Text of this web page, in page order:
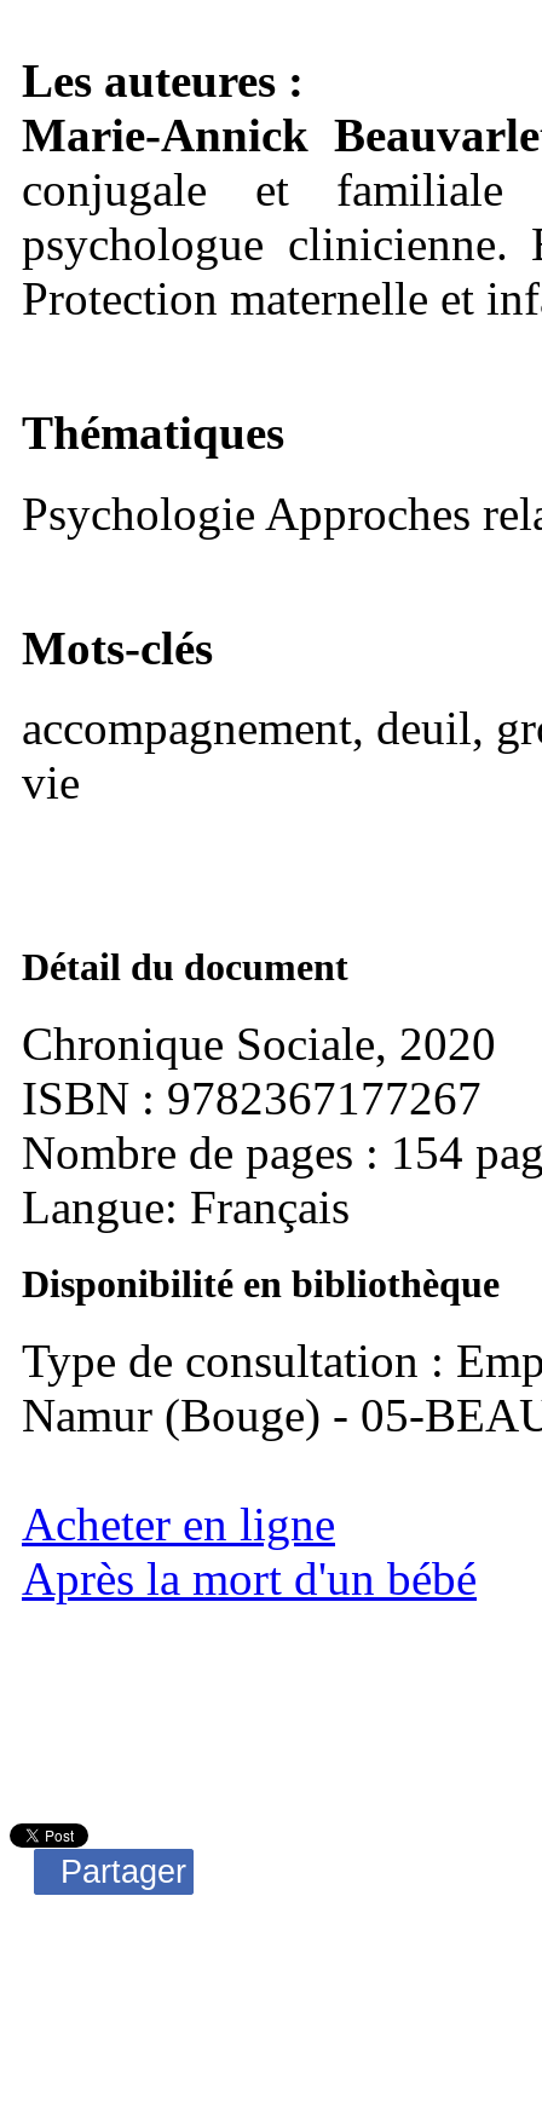
Les auteures :
Marie-Annick
conjugale et
psychologue
Protection maternelle et
Thématiques
Psychologie Approches
Mots-clés
accompagnement, deuil,
vie
Détail du document
Chronique Sociale, 2020
ISBN : 9782367177267
Nombre de pages : 154
Langue: Français
Disponibilité en bibliothèque
Type de consultation :
Namur (Bouge) - 05-
Acheter en ligne
Après la mort d'un bébé
Partager